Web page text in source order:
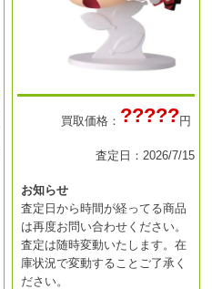
買取価格： ?????円
査定日：2026/7/15
お知らせ
査定日から時間が経ってる商品
は再度お問い合わせください。
査定は随時変動いたします。在
庫状況で変動することご了承く
ださい。